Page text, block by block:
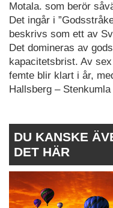
Motala. som berör
Det ingår i
beskrivs som ett av
Det domineras av
kapacitetsbrist. Av
femte blir klart i år,
Hallsberg –
DU KANSKE
DET HÄR